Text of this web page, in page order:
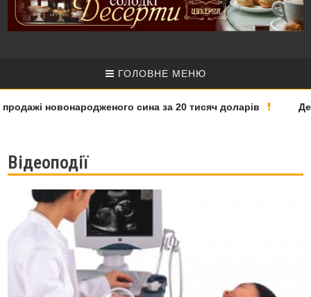
ГОЛОВНЕ МЕНЮ
новонародженого сина за 20 тисяч доларів
Відеоподії